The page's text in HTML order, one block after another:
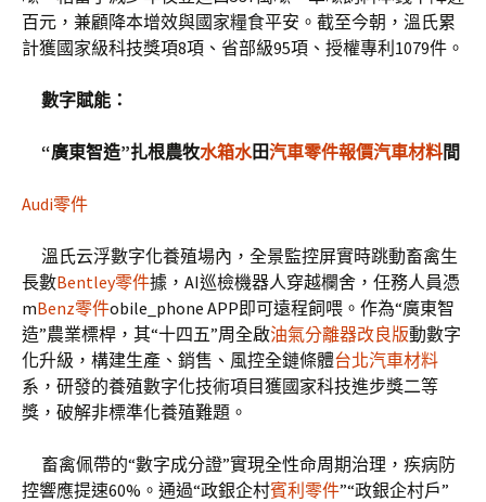
百元，兼顧降本增效與國家糧食平安。截至今朝，溫氏累
計獲國家級科技獎項8項、省部級95項、授權專利1079件。
數字賦能：
“廣東智造”扎根農牧水箱水田汽車零件報價汽車材料間
Audi零件
溫氏云浮數字化養殖場內，全景監控屏實時跳動畜禽生
長數Bentley零件據，AI巡檢機器人穿越欄舍，任務人員憑
mBenz零件obile_phone APP即可遠程飼喂。作為“廣東智
造”農業標桿，其“十四五”周全啟油氣分離器改良版動數字
化升級，構建生產、銷售、風控全鏈條體台北汽車材料
系，研發的養殖數字化技術項目獲國家科技進步獎二等
獎，破解非標準化養殖難題。
畜禽佩帶的“數字成分證”實現全性命周期治理，疾病防
控響應提速60%。通過“政銀企村賓利零件”“政銀企村戶”